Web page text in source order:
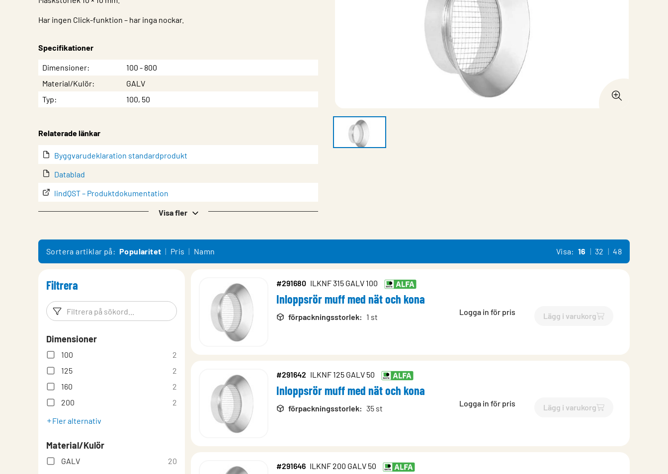
Har ingen Click-funktion – har inga nockar.
Specifikationer
EgenskapVärde
Dimensioner
100 - 800
Material/Kulör
GALV
Typ
100, 50
Relaterade länkar
Byggvarudeklaration standardprodukt
Datablad
lindQST – Produktdokumentation
Produktöversikt
Visa fler
Sortera artiklar på: Popularitet Pris Namn Visa: 16 32 48
Filtrera
Filtreringsord Filtrera produkter
Dimensioner
100
2
125
2
160
2
200
2
Fler alternativ
Material/Kulör
GALV 20
#291680 ILKNF 315 GALV 100
Inloppsrör muff med nät och kona
förpackningsstorlek: 1 st
Logga in för pris Lägg i varukorg
`$Lägg till
#291642 ILKNF 125 GALV 50
Inloppsrör muff med nät och kona
förpackningsstorlek: 35 st
Logga in för pris Lägg i varukorg
`$Lägg till
#291646 ILKNF 200 GALV 50